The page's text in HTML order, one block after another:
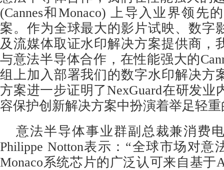
(Cannes和Monaco) 上导入业界领先
案。作为全球最大的影片试映、数字
及流媒体取证水印解决方案提供商，
与意法半导体合作，在性能强大的
组上加入部署我们的数字水印解决方
方案进一步证明了NexGuard在研发业
容保护创新解决方案中扮演着举足轻
意法半导体事业群副总裁兼消费
Philippe Notton表示：“全球市场对意
Monaco系统芯片的广泛认可来自基